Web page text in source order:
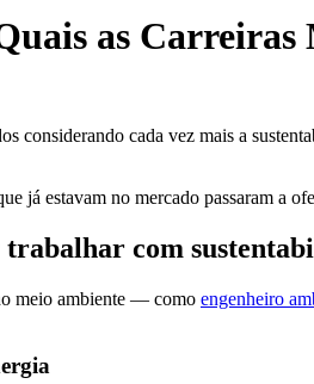
as Carreiras
considerando cada vez mais a
já estavam no mercado passaram a
com
meio ambiente — como engenheiro